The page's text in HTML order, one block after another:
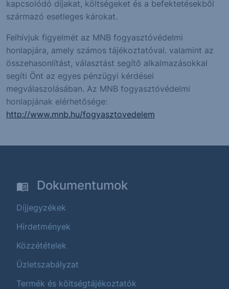
kapcsolódó díjakat, költségeket és a befektetésekből
származó esetleges károkat.
Felhívjuk figyelmét az MNB fogyasztóvédelmi
honlapjára, amely számos tájékoztatóval. valamint az
összehasonlítást, választást segítő alkalmazásokkal
segíti Önt az egyes pénzügyi kérdései
megválaszolásában. Az MNB fogyasztóvédelmi
honlapjának elérhetősége:
http://www.mnb.hu/fogyasztovedelem
Dokumentumok
Díjjegyzékek
Hirdetmények
Közzétételek
Üzletszabályzat
Termék és költségtájékoztatók